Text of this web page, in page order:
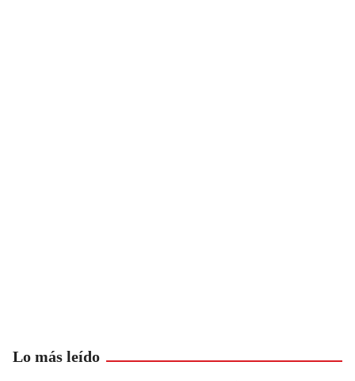
Lo más leído